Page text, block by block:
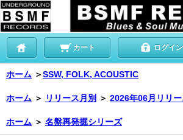
カート ログイン
ホーム ＞SSW, FOLK, ACOUSTIC
ホーム ＞ リリース月別 ＞ 2026年06月リリー
ホーム ＞ 名盤再発掘シリーズ